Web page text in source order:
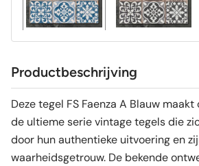
Productbeschrijving
Deze tegel FS Faenza A Blauw
de ultieme serie vintage tegels die
door hun authentieke uitvoering en
waarheidsgetrouw. De bekende